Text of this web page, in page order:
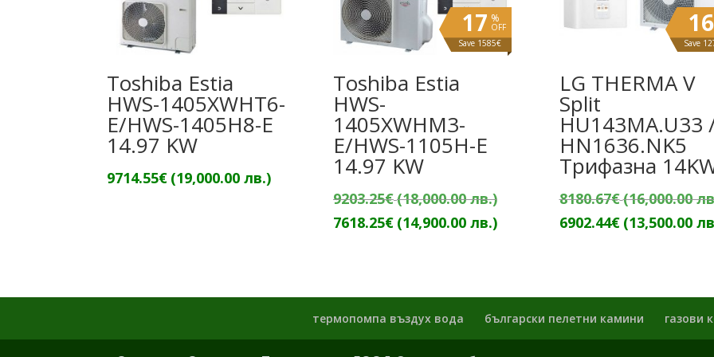
Toshiba Estia
HWS-1405XWHT6-
E/HWS-1405H8-E
14.97 KW
9714.55€ (19,000.00 лв.)
%
OFF
17
Save 1585€
Toshiba Estia
HWS-
1405XWHM3-
E/HWS-1105H-E
14.97 KW
9203.25€(18,000.00 лв.)Original
price
(18,000.00
лв.).
7618.25€ (14,900.00 лв.)Текущата
7618.25€
(14,900.00
лв.).
16
Save
LG THERMA V
Split
HU143MA.U33
HN1636.NK5
Трифазна
8180.67€(16,000.00
6902.44€ (13,500.00
термопомпа въздух вода български пелетни камини газови